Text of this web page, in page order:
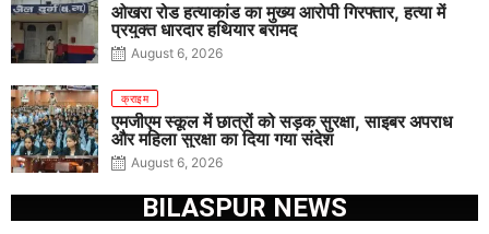
ओखरा रोड हत्याकांड का मुख्य आरोपी गिरफ्तार, हत्या में
प्रयुक्त धारदार हथियार बरामद
August 6, 2026
क्राइम
एमजीएम स्कूल में छात्रों को सड़क सुरक्षा, साइबर अपराध
और महिला सुरक्षा का दिया गया संदेश
August 6, 2026
BILASPUR NEWS